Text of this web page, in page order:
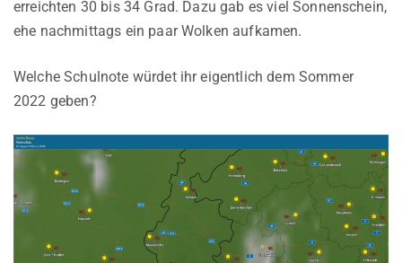
erreichten 30 bis 34 Grad. Dazu gab es viel Sonnenschein,
ehe nachmittags ein paar Wolken aufkamen.
Welche Schulnote würdet ihr eigentlich dem Sommer
2022 geben?